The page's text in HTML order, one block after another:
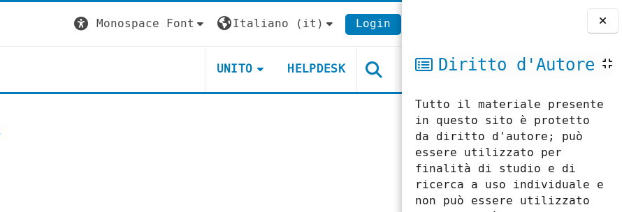
Blocchi
Diritto d'Autore
Tutto il materiale presente
in questo sito è protetto
da diritto d'autore; può
essere utilizzato per
finalità di studio e di
ricerca a uso individuale e
non può essere utilizzato
Monospace Font Italiano ‎(it)‎ Login
UNITO HELPDESK